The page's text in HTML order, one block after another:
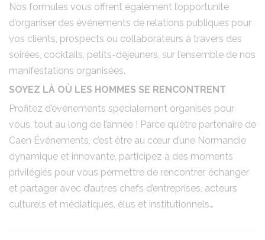
Nos formules vous offrent également l’opportunité
d’organiser des événements de relations publiques pour
vos clients, prospects ou collaborateurs à travers des
soirées, cocktails, petits-déjeuners, sur l’ensemble de nos
manifestations organisées.
SOYEZ LÀ OÙ LES HOMMES SE RENCONTRENT
Profitez d’événements spécialement organisés pour
vous, tout au long de l’année ! Parce qu’être partenaire de
Caen Événements, c’est être au cœur d’une Normandie
dynamique et innovante, participez à des moments
privilégiés pour vous permettre de rencontrer, échanger
et partager avec d’autres chefs d’entreprises, acteurs
culturels et médiatiques, élus et institutionnels…